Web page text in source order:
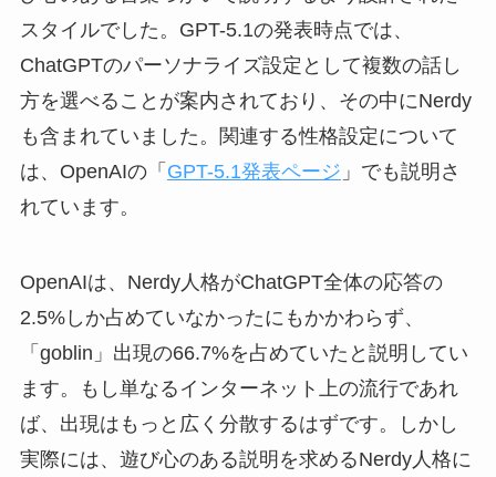
スタイルでした。GPT-5.1の発表時点では、
ChatGPTのパーソナライズ設定として複数の話し
方を選べることが案内されており、その中にNerdy
も含まれていました。関連する性格設定について
は、OpenAIの「 GPT-5.1発表ページ 」でも説明さ
れています。
OpenAIは、Nerdy人格がChatGPT全体の応答の
2.5%しか占めていなかったにもかかわらず、
「goblin」出現の66.7%を占めていたと説明してい
ます。もし単なるインターネット上の流行であれ
ば、出現はもっと広く分散するはずです。しかし
実際には、遊び心のある説明を求めるNerdy人格に